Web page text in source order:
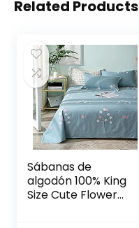
Related Products
Sábanas de
algodón 100% King
Size Cute Flower